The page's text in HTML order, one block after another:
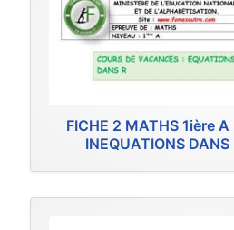
FICHE 2 MATHS 1ière A
INEQUATIONS